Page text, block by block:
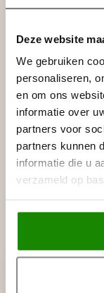
Deze website
We gebruiken
personaliseren,
en om ons
informatie over
partners voor
partners kunnen
informatie die u
verzameld op
Gerelateerde
g)
Op
en
Op